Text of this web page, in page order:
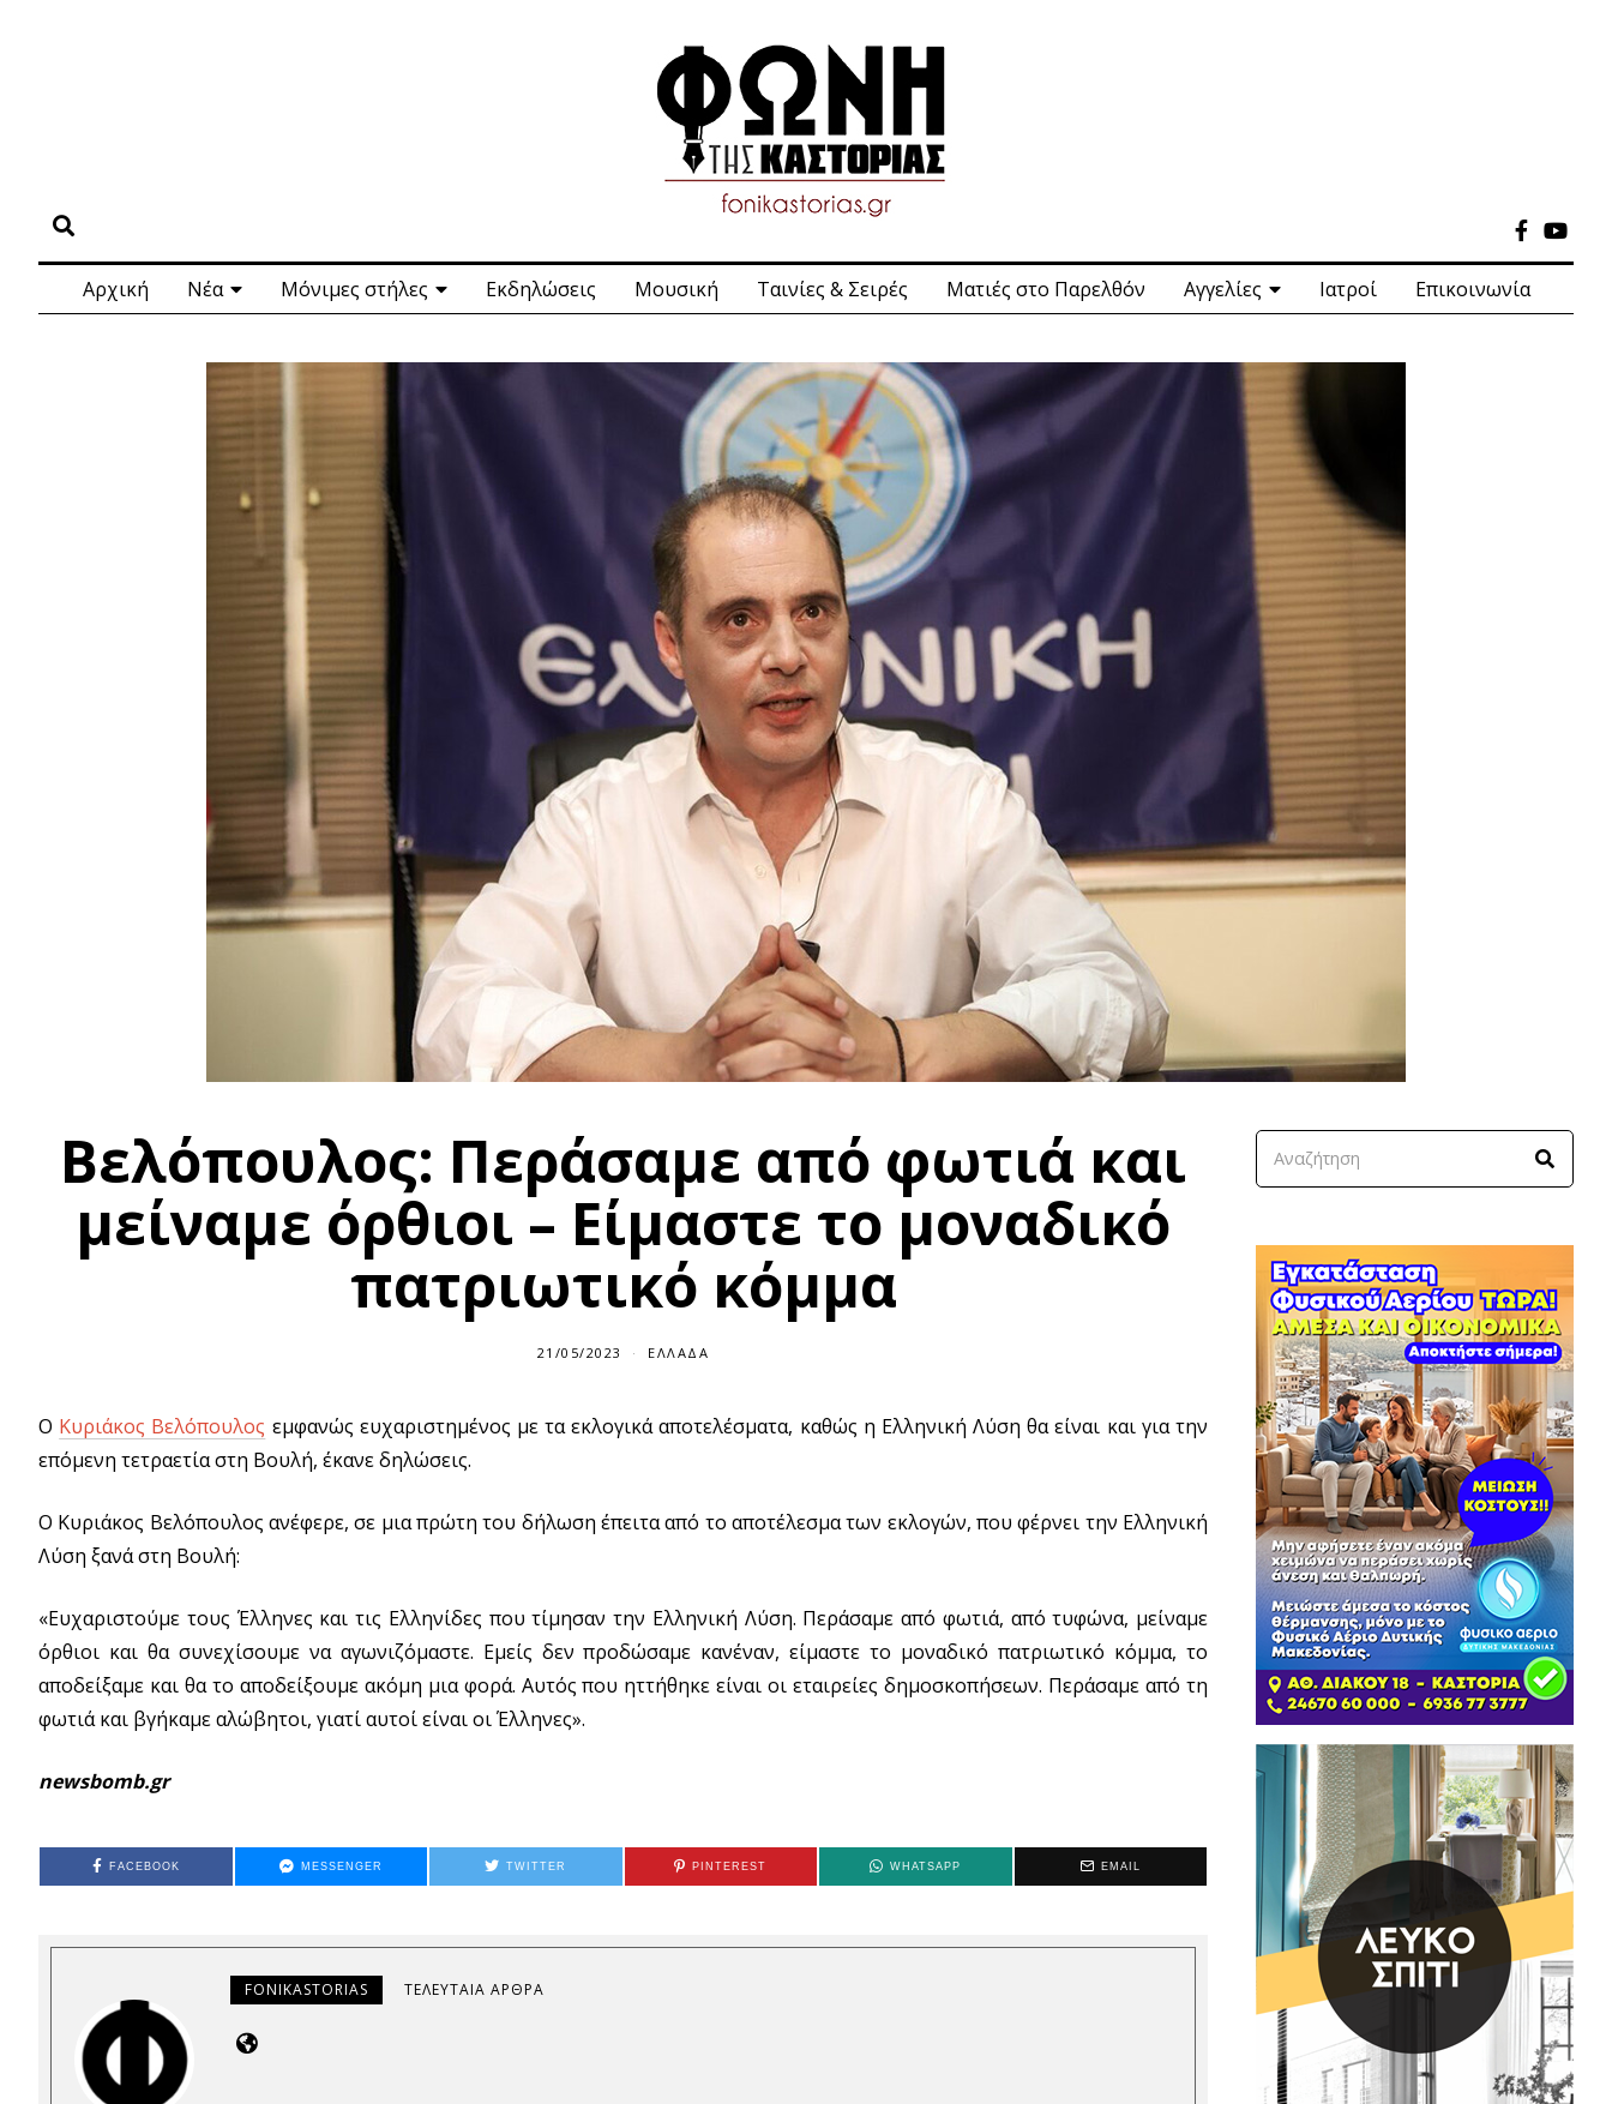
Αρχική Νέα Μόνιμες στήλες Εκδηλώσεις Μουσική Ταινίες & Σειρές Ματιές στο Παρελθόν Αγγελίες Ιατροί Επικοινωνία
Βελόπουλος: Περάσαμε από φωτιά και
μείναμε όρθιοι – Είμαστε το μοναδικό
πατριωτικό κόμμα
21/05/2023 ΕΛΛΆΔΑ
Ο Κυριάκος Βελόπουλος εμφανώς ευχαριστημένος με τα εκλογικά αποτελέσματα, καθώς η Ελληνική Λύση θα είναι και για την
επόμενη τετραετία στη Βουλή, έκανε δηλώσεις.
Ο Κυριάκος Βελόπουλος ανέφερε, σε μια πρώτη του δήλωση έπειτα από το αποτέλεσμα των εκλογών, που φέρνει την Ελληνική
Λύση ξανά στη Βουλή:
«Ευχαριστούμε τους Έλληνες και τις Ελληνίδες που τίμησαν την Ελληνική Λύση. Περάσαμε από φωτιά, από τυφώνα, μείναμε
όρθιοι και θα συνεχίσουμε να αγωνιζόμαστε. Εμείς δεν προδώσαμε κανέναν, είμαστε το μοναδικό πατριωτικό κόμμα, το
αποδείξαμε και θα το αποδείξουμε ακόμη μια φορά. Αυτός που ηττήθηκε είναι οι εταιρείες δημοσκοπήσεων. Περάσαμε από τη
φωτιά και βγήκαμε αλώβητοι, γιατί αυτοί είναι οι Έλληνες».
newsbomb.gr
FACEBOOK MESSENGER TWITTER PINTEREST WHATSAPP EMAIL
FONIKASTORIAS ΤΕΛΕΥΤΑΊΑ ΆΡΘΡΑ